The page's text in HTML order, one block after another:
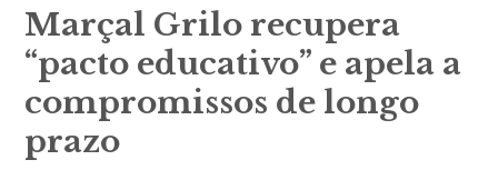
MIL FOLHAS
BLOG
Marçal Grilo recupera
“pacto educativo” e apela a
compromissos de longo
prazo